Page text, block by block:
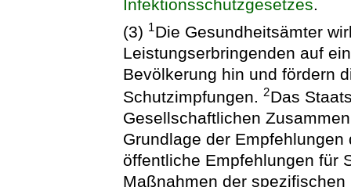
Infektionsschutzgesetzes.
(3) 1Die Gesundheitsämter
Leistungserbringenden auf
Bevölkerung hin und fördern
Schutzimpfungen.2Das
Gesellschaftlichen
Grundlage der
öffentliche Empfehlungen für
Maßnahmen der